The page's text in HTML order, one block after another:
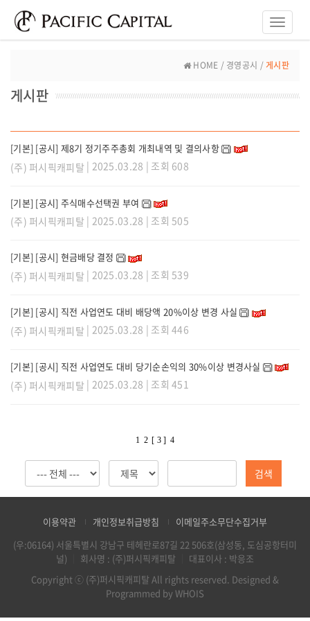
Toggle
HOME / 경영공시 /게시판
게시판
[기본] [공시] 제8기 정기주주총회 개최내역 및 결의사항
(주) 퍼시픽캐피탈 | 2025.03.28 | 조회 608
[기본] [공시] 주식매수선택권 부여
(주) 퍼시픽캐피탈 | 2025.03.28 | 조회 505
[기본] [공시] 현금배당 결정
(주) 퍼시픽캐피탈 | 2025.03.28 | 조회 539
[기본] [공시] 직전 사업연도 대비 배당액 20%이상 변경 사실
(주) 퍼시픽캐피탈 | 2025.03.28 | 조회 446
[기본] [공시] 직전 사업연도 대비 당기순손익의 30%이상 변경사실
(주) 퍼시픽캐피탈 | 2025.03.28 | 조회 451
1 2 [ 3 ] 4
검색
이용약관 개인정보취급방침
이메일주소무단수집거부
(우:06164) 서울특별시 강남구 테헤란로87길 22 506호(삼성동, 도심공항터미
널)
회사명 : (주)퍼시픽캐피탈
대표이사 : 박응조
Copyright ⓒ (주)퍼시픽캐피탈 All rights reserved. Designed &
Programmed by WHOIS